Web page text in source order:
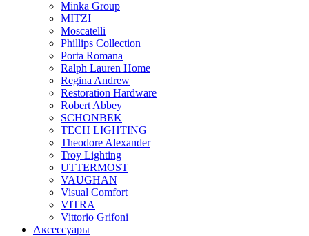
Minka Group
MITZI
Moscatelli
Phillips Collection
Porta Romana
Ralph Lauren Home
Regina Andrew
Restoration Hardware
Robert Abbey
SCHONBEK
TECH LIGHTING
Theodore Alexander
Troy Lighting
UTTERMOST
VAUGHAN
Visual Comfort
VITRA
Vittorio Grifoni
Аксессуары